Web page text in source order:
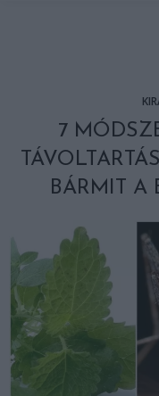
7
BÁRMIT A